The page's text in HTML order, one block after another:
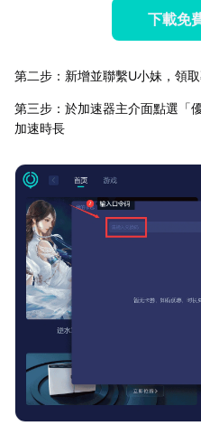
下載免
第二步：新增並聯繫U小妹，領
第三步：於加速器主介面點選「
加速時長